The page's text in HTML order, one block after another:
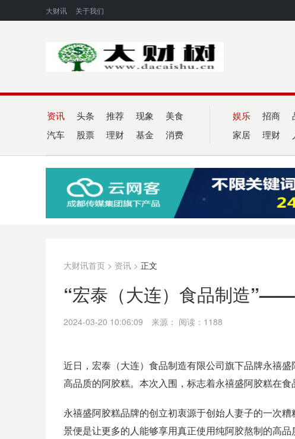
大财讯 关于我们
资讯 头条 推荐 现象 美食
汽车 股票 理财 基金 消费
娱乐 招商
家居 理财
大财讯首页 > 资讯 > 正文
“宏泰（大连）食品制造
2024-03-20 10:06:09 来源： 阅读：1188
近日，宏泰（大连）食品制造有限公司旗下品牌永禧
高品质的阿胶糕。本次入围，标志着永禧盛阿胶糕在
永禧盛阿胶糕品牌的创立初衷源于创始人妻子的一次
景便是让更多的人能够享用真正使用纯阿胶熬制的高